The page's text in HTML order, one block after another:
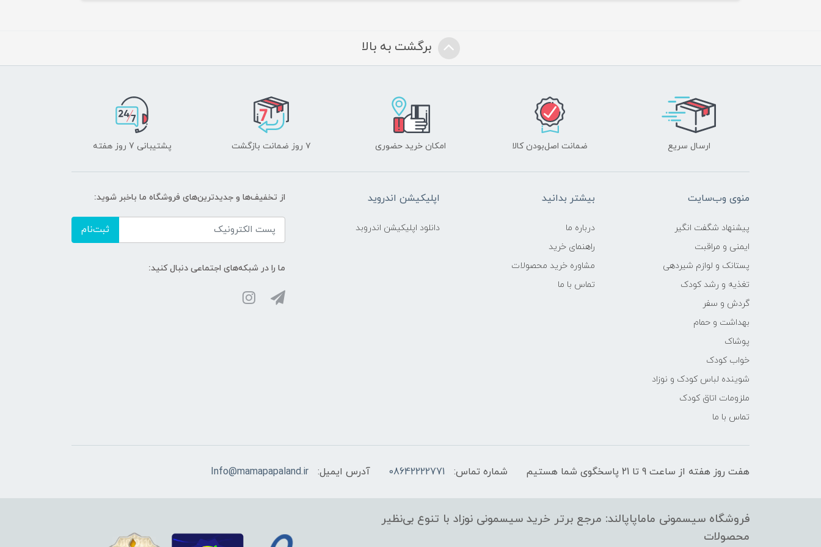
برگشت به بالا
ارسال سریع ضمانت اصل‌بودن کالا امکان خرید حضوری ۷ روز ضمانت بازگشت پشتیبانی 7 روز هفته
منوی وب‌سایت
پیشنهاد شگفت انگیر
ایمنی و مراقبت
پستانک و لوازم شیردهی
تغذیه و رشد کودک
گردش و سفر
بهداشت و حمام
پوشاک
خواب کودک
شوینده لباس کودک و نوزاد
ملزومات اتاق کودک
تماس با ما
بیشتر بدانید
درباره ما
راهنمای خرید
مشاوره خرید محصولات
تماس با ما
اپلیکیشن اندروید
دانلود اپلیکیشن اندروبد
از تخفیف‌ها و جدیدترین‌های فروشگاه ما باخبر شوید:
ثبت‌نام
ما را در شبکه‌های اجتماعی دنبال کنید:
هفت روز هفته از ساعت 9 تا 21 پاسخگوی شما هستیم شماره تماس: 08642222771 آدرس ایمیل: Info@mamapapaland.ir
فروشگاه سیسمونی ماماپاپالند: مرجع برتر خرید سیسمونی نوزاد با تنوع بی‌نظیر
محصولات